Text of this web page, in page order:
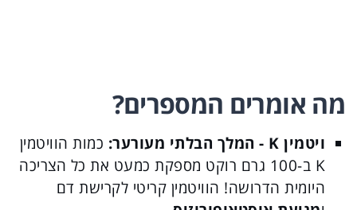
מה אומרים המספרים?
ויטמין K - המלך הבלתי מעורער:
כמות הוויטמין
K ב-100 גרם רוקט מספקת כמעט את כל הצריכה
היומית הדרושה! הוויטמין קריטי לקרישת דם